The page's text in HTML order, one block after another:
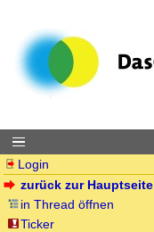
Login
zurück zur Hauptseite
in Thread öffnen
Ticker